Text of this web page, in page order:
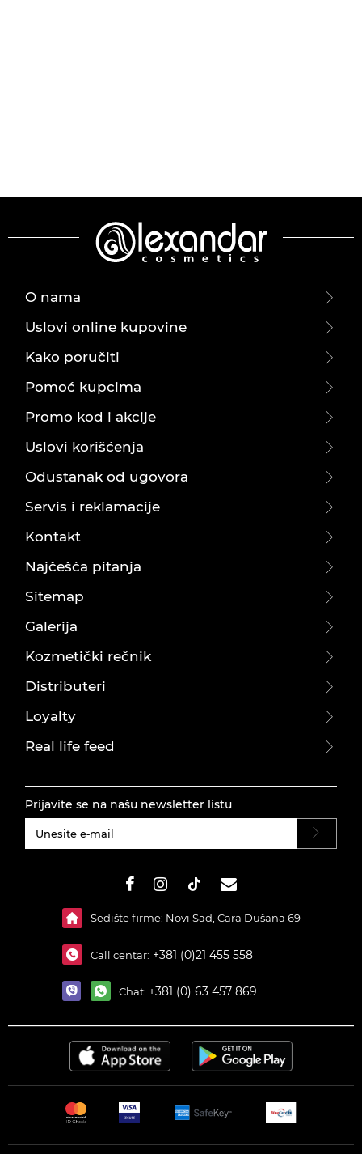
O nama
Uslovi online kupovine
Kako poručiti
Pomoć kupcima
Promo kod i akcije
Uslovi korišćenja
Odustanak od ugovora
Servis i reklamacije
Kontakt
Najčešća pitanja
Sitemap
Galerija
Kozmetički rečnik
Distributeri
Loyalty
Real life feed
Prijavite se na našu newsletter listu
Sedište firme: Novi Sad, Cara Dušana 69
Call centar: +381 (0)21 455 558
Chat: +381 (0) 63 457 869